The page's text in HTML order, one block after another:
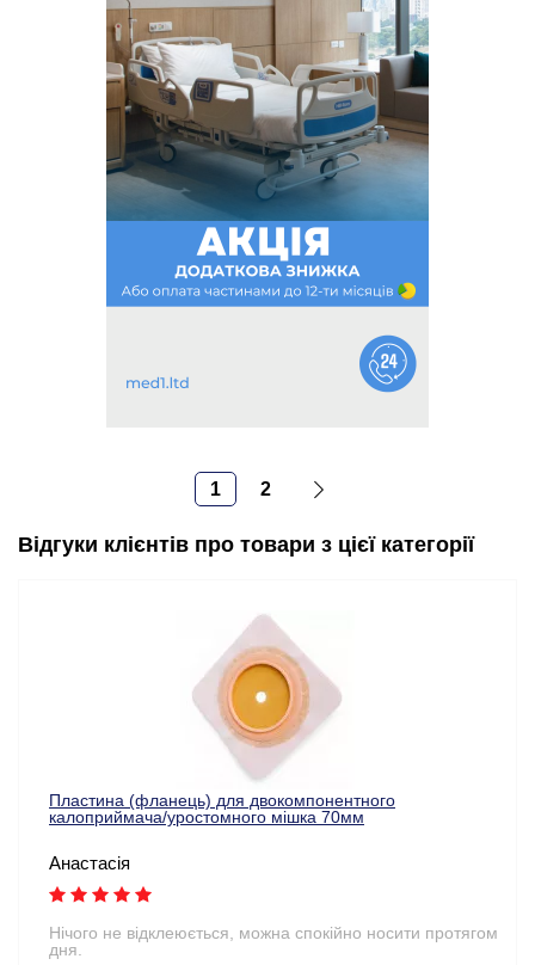
1 2
Відгуки клієнтів про товари з цієї категорії
Пластина (фланець) для двокомпонентного
калоприймача/уростомного мішка 70мм
Анастасія
Нічого не відклеюється, можна спокійно носити протягом
дня.